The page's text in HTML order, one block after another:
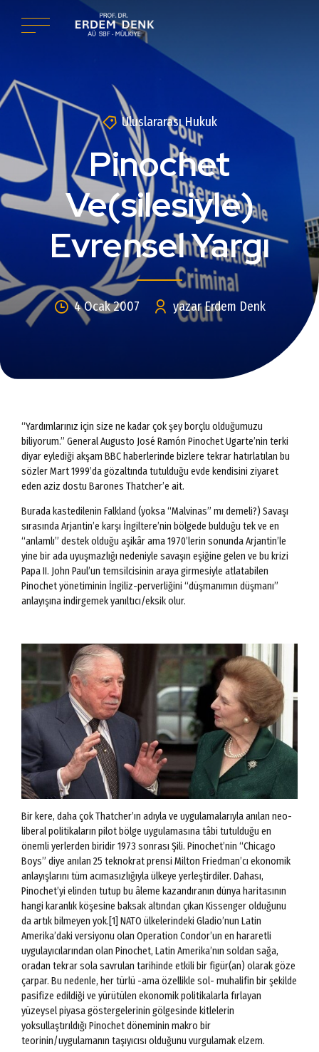
Uluslararası Hukuk
Pinochet
Ve(silesiyle)
Evrensel Yargı
4 Ocak 2007 yazar Erdem Denk
“Yardımlarınız için size ne kadar çok şey borçlu olduğumuzu
biliyorum.” General Augusto José Ramón Pinochet Ugarte’nin terki
diyar eylediği akşam BBC haberlerinde bizlere tekrar hatırlatılan bu
sözler Mart 1999’da gözaltında tutulduğu evde kendisini ziyaret
eden aziz dostu Barones Thatcher’e ait.
Burada kastedilenin Falkland (yoksa “Malvinas” mı demeli?) Savaşı
sırasında Arjantin’e karşı İngiltere’nin bölgede bulduğu tek ve en
“anlamlı” destek olduğu aşikâr ama 1970’lerin sonunda Arjantin’le
yine bir ada uyuşmazlığı nedeniyle savaşın eşiğine gelen ve bu krizi
Papa II. John Paul’un temsilcisinin araya girmesiyle atlatabilen
Pinochet yönetiminin İngiliz-perverliğini “düşmanımın düşmanı”
anlayışına indirgemek yanıltıcı/eksik olur.
Bir kere, daha çok Thatcher’ın adıyla ve uygulamalarıyla anılan neo-
liberal politikaların pilot bölge uygulamasına tâbi tutulduğu en
önemli yerlerden biridir 1973 sonrası Şili. Pinochet’nin “Chicago
Boys” diye anılan 25 teknokrat prensi Milton Friedman’cı ekonomik
anlayışlarını tüm acımasızlığıyla ülkeye yerleştirdiler. Dahası,
Pinochet’yi elinden tutup bu âleme kazandıranın dünya haritasının
hangi karanlık köşesine baksak altından çıkan Kissenger olduğunu
da artık bilmeyen yok.[1] NATO ülkelerindeki Gladio’nun Latin
Amerika’daki versiyonu olan Operation Condor’un en hararetli
uygulayıcılarından olan Pinochet, Latin Amerika’nın soldan sağa,
oradan tekrar sola savrulan tarihinde etkili bir figür(an) olarak göze
çarpar. Bu nedenle, her türlü -ama özellikle sol- muhalifin bir şekilde
pasifize edildiği ve yürütülen ekonomik politikalarla fırlayan
yüzeysel piyasa göstergelerinin gölgesinde kitlelerin
yoksullaştırıldığı Pinochet döneminin makro bir
teorinin/uygulamanın taşıyıcısı olduğunu vurgulamak elzem.